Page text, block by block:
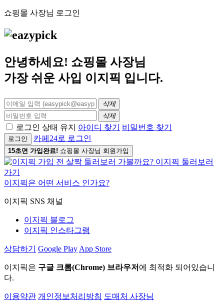
쇼핑몰 사장님 로그인
안녕하세요! 쇼핑몰 사장님
가장 쉬운 사입 이지픽 입니다.
삭제
삭제
로그인 상태 유지 아이디 찾기 비밀번호 찾기
로그인 카페24로 로그인
15초면 가입완료! 쇼핑몰 사장님 회원가입
이지픽은 어떤 서비스 인가요?
이지픽 SNS 채널
이지픽 블로그
이지픽 인스타그램
상담하기 Google Play App Store
이지픽은 구글 크롬(Chrome) 브라우저 에 최적화 되어있습니
다.
이용약관 개인정보처리방침 도매처 사장님